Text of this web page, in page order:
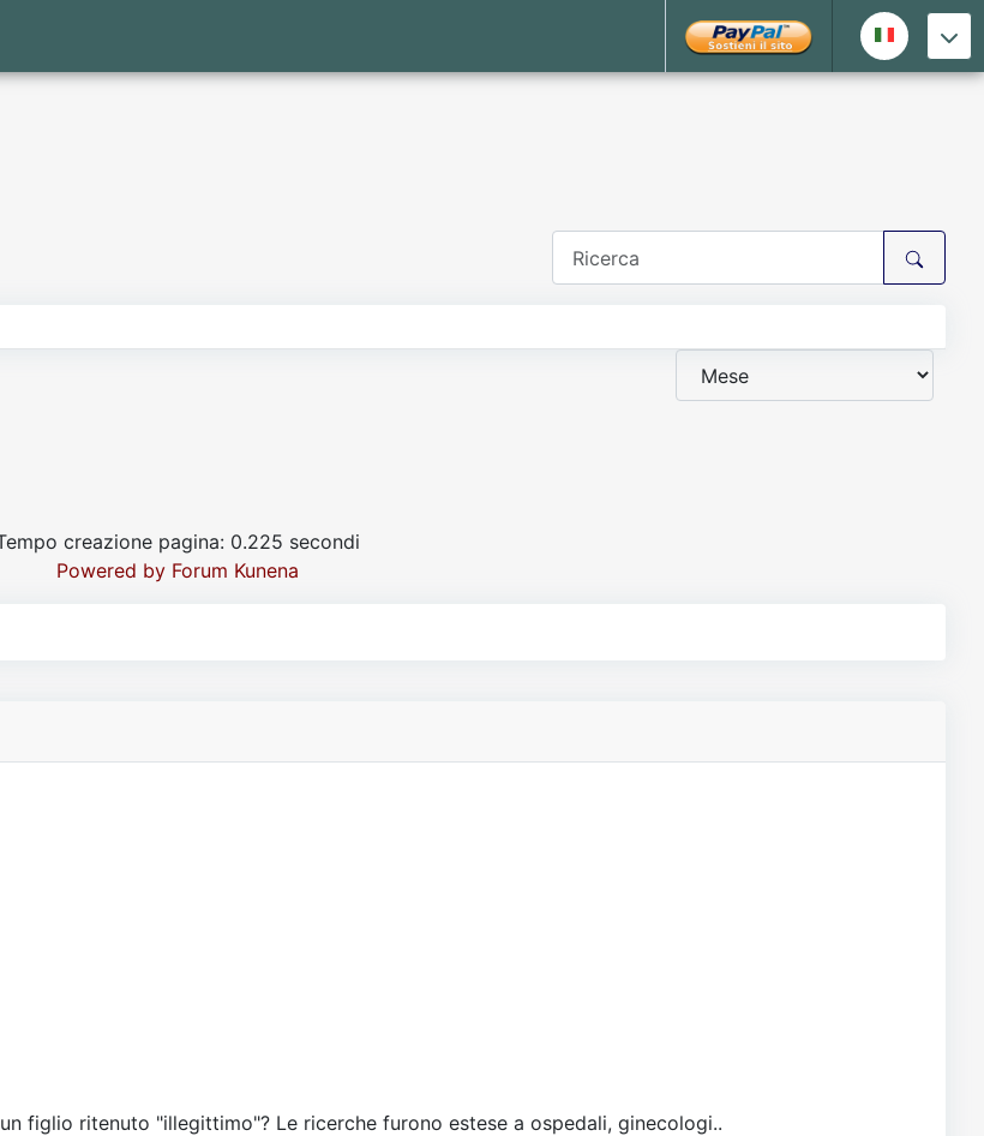
creazione pagina: 0.225 secondi
Powered by Forum Kunena
figlio ritenuto "illegittimo"? Le ricerche furono estese a ospedali, ginecologi..